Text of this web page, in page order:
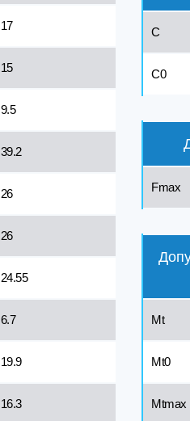
17
15
9.5
39.2
26
26
24.55
6.7
19.9
16.3
C
C0
Fmax
Mt
Mt0
Mtmax